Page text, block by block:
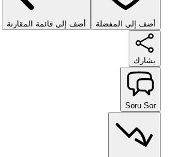
أضف إلى المفضلة أضف إلى قائمة المقارنة
يشارك
Soru Sor